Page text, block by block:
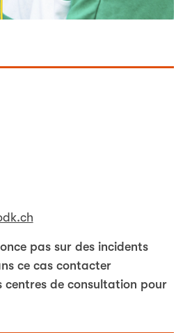
pas sur des incidents
ce cas contacter
centres de consultation pour